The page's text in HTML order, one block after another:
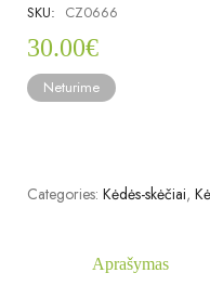
SKU: CZ0666
30.00€
Neturime
Categories: Kėdės-skėčiai,
Aprašymas